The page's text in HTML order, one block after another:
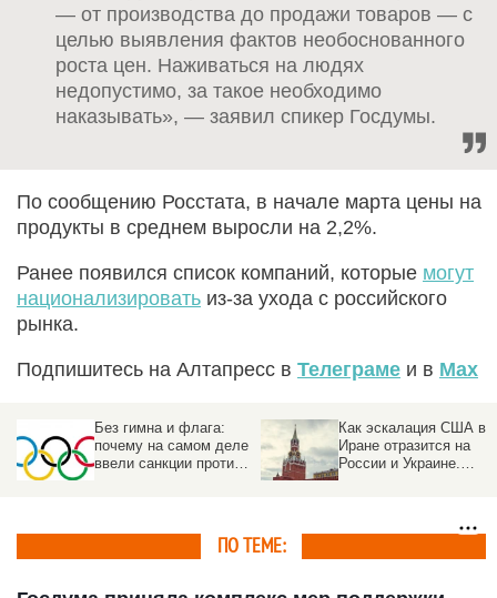
— от производства до продажи товаров — с
целью выявления фактов необоснованного
роста цен. Наживаться на людях
недопустимо, за такое необходимо
наказывать», — заявил спикер Госдумы.
По сообщению Росстата, в начале марта цены на
продукты в среднем выросли на 2,2%.
Ранее появился список компаний, которые могут
национализировать из-за ухода с российского
рынка.
Подпишитесь на Алтапресс в Телеграме и в Max
Без гимна и флага:
почему на самом деле
ввели санкции против
Как эскалация США в
Иране отразится на
России и Украине.
ПО ТЕМЕ: